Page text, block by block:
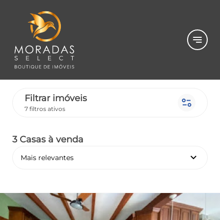
notes
Filtrar imóveis
7 filtros ativos page_info
3 Casas à venda
Mais relevantes keyboard_arrow_down